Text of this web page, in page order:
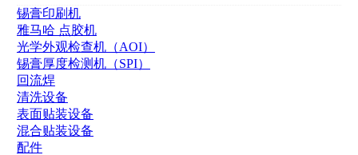
锡膏印刷机
雅马哈 点胶机
光学外观检查机（AOI）
锡膏厚度检测机（SPI）
回流焊
清洗设备
表面贴装设备
混合贴装设备
配件